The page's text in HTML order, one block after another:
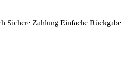
Sichere Zahlung Einfache Rückgabe